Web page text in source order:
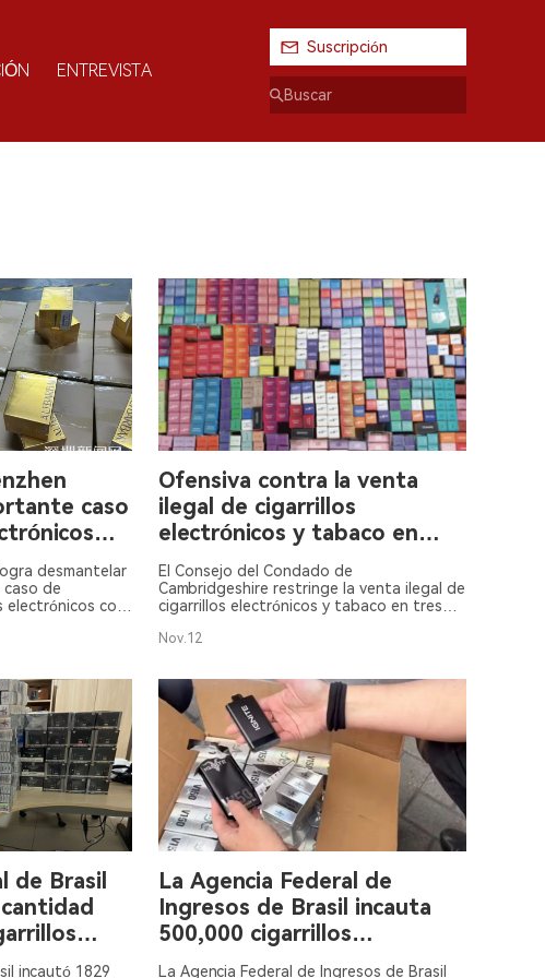
ENTREVISTA
Suscripción
caso
desmantelar
de
con
Ofensiva contra la venta
ilegal de cigarrillos
electrónicos y tabaco en
pueblos de Cambridgeshire
El Consejo del Condado de
Cambridgeshire restringe la venta ilegal de
cigarrillos electrónicos y tabaco en tres
Nov.12
de Brasil
a
incautó 1829
La Agencia Federal de
Ingresos de Brasil incauta
500,000 cigarrillos
electrónicos en el Puerto de
La Agencia Federal de Ingresos de Brasil